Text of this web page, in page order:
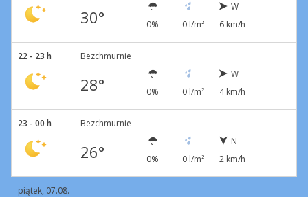
30° 0% 0 l/m²
W
6 km/h
22 - 23 h Bezchmurnie
28° 0% 0 l/m²
W
4 km/h
23 - 00 h Bezchmurnie
26° 0% 0 l/m²
N
2 km/h
piątek, 07.08.